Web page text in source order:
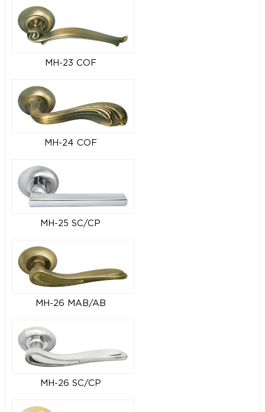
MH-23 COF
MH-24 COF
MH-25 SC/CP
MH-26 MAB/AB
MH-26 SC/CP